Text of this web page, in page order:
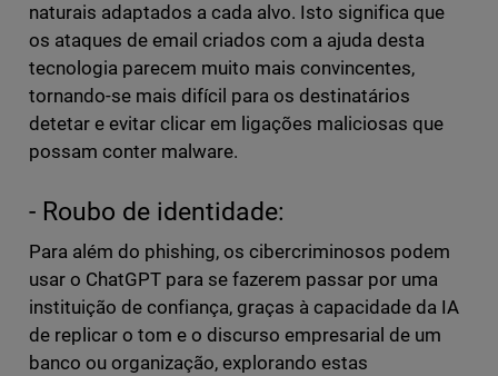
naturais adaptados a cada alvo. Isto significa que
os ataques de email criados com a ajuda desta
tecnologia parecem muito mais convincentes,
tornando-se mais difícil para os destinatários
detetar e evitar clicar em ligações maliciosas que
possam conter malware.
- Roubo de identidade:
Para além do phishing, os cibercriminosos podem
usar o ChatGPT para se fazerem passar por uma
instituição de confiança, graças à capacidade da IA
de replicar o tom e o discurso empresarial de um
banco ou organização, explorando estas